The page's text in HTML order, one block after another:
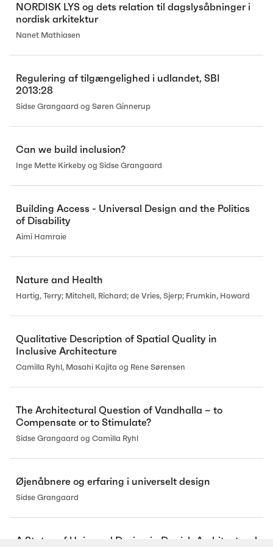
NORDISK LYS og dets relation til dagslysåbninger i
nordisk arkitektur
Nanet Mathiasen
Regulering af tilgængelighed i udlandet, SBI
2013:28
Sidse Grangaard og Søren Ginnerup
Can we build inclusion?
Inge Mette Kirkeby og Sidse Grangaard
Building Access - Universal Design and the Politics
of Disability
Aimi Hamraie
Nature and Health
Hartig, Terry; Mitchell, Richard; de Vries, Sjerp; Frumkin, Howard
Qualitative Description of Spatial Quality in
Inclusive Architecture
Camilla Ryhl, Masahi Kajita og Rene Sørensen
The Architectural Question of Vandhalla – to
Compensate or to Stimulate?
Sidse Grangaard og Camilla Ryhl
Øjenåbnere og erfaring i universelt design
Sidse Grangaard
A Status of Universal Design in Danish Architectural